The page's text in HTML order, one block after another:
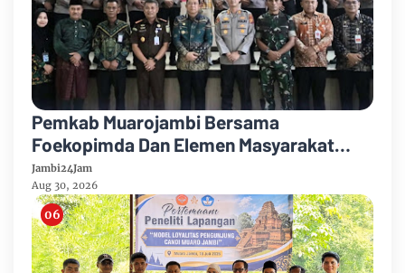
Pemkab Muarojambi Bersama
Foekopimda Dan Elemen Masyarakat
Menyatakan Sikap Dengan Tegas Tolak
Keberadaan Geng Motor
Jambi24Jam
Aug 30, 2026